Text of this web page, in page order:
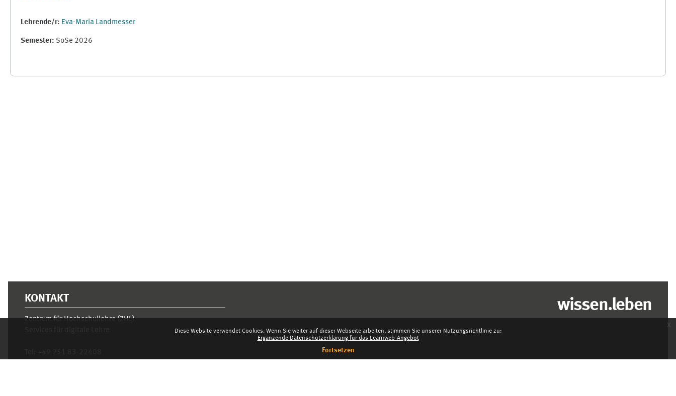
Diese Website verwendet Cookies. Wenn Sie weiter auf dieser Webseite arbeiten, stimmen Sie unserer Nutzungsrichtlinie zu:
Ergänzende Datenschutzerklärung für das Learnweb-Angebot
Fortsetzen
x
Lehrende/r: Eva-Maria Landmesser
Semester: SoSe 2026
KONTAKT
Zentrum für Hochschullehre (ZHL)
wissen.leben